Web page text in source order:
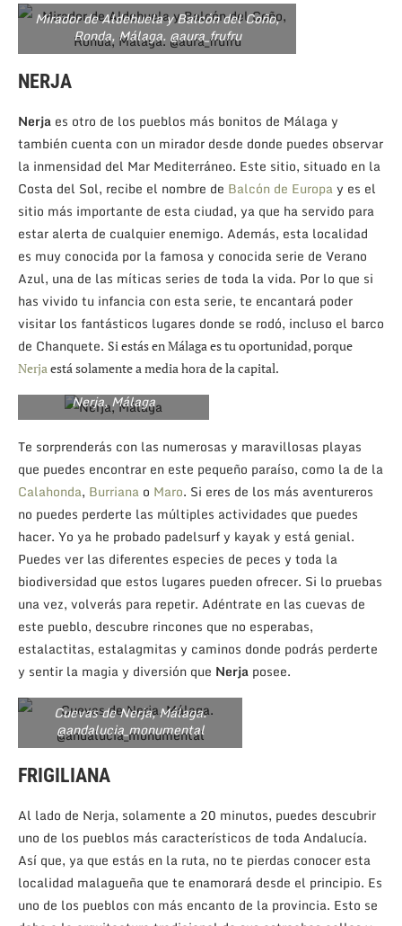
Mirador de Aldehuela y Balcón del Coño,
Ronda, Málaga. @aura_frufru
NERJA
Nerja es otro de los pueblos más bonitos de Málaga y
también cuenta con un mirador desde donde puedes observar
la inmensidad del Mar Mediterráneo. Este sitio, situado en la
Costa del Sol, recibe el nombre de Balcón de Europay es el
sitio más importante de esta ciudad, ya que ha servido para
estar alerta de cualquier enemigo. Además, esta localidad
es muy conocida por la famosa y conocida serie de Verano
Azul, una de las míticas series de toda la vida. Por lo que si
has vivido tu infancia con esta serie, te encantará poder
visitar los fantásticos lugares donde se rodó, incluso el barco
de Chanquete. Si estás en Málaga es tu oportunidad, porque
Nerjaestá solamente a media hora de la capital.
Nerja, Málaga
Te sorprenderás con las numerosas y maravillosas playas
que puedes encontrar en este pequeño paraíso, como la de la
Calahonda, Burriana o Maro. Si eres de los más aventureros
no puedes perderte las múltiples actividades que puedes
hacer. Yo ya he probado padelsurf y kayak y está genial.
Puedes ver las diferentes especies de peces y toda la
biodiversidad que estos lugares pueden ofrecer. Si lo pruebas
una vez, volverás para repetir. Adéntrate en las cuevas de
este pueblo, descubre rincones que no esperabas,
estalactitas, estalagmitas y caminos donde podrás perderte
y sentir la magia y diversión que Nerja posee.
Cuevas de Nerja, Málaga.
@andalucia_monumental
FRIGILIANA
Al lado de Nerja, solamente a 20 minutos, puedes descubrir
uno de los pueblos más característicos de toda Andalucía.
Así que, ya que estás en la ruta, no te pierdas conocer esta
localidad malagueña que te enamorará desde el principio. Es
uno de los pueblos con más encanto de la provincia. Esto se